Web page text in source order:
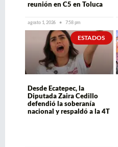
reunión en C5 en Toluca
agosto 1, 2026 7:58 pm
ESTADOS
Desde Ecatepec, la
Diputada Zaira Cedillo
defendió la soberanía
nacional y respaldó a la 4T